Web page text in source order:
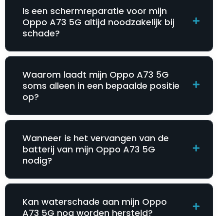
Is een schermreparatie voor mijn
Oppo A73 5G altijd noodzakelijk bij
schade?
Waarom laadt mijn Oppo A73 5G
soms alleen in een bepaalde positie
op?
Wanneer is het vervangen van de
batterij van mijn Oppo A73 5G
nodig?
Kan waterschade aan mijn Oppo
A73 5G nog worden hersteld?